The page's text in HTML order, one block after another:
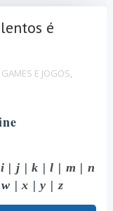
é
E JOGOS,
i | j | k | l | m | n
| x | y | z